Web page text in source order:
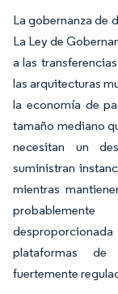
La gobernanza de
La Ley de
a las
las arquitecturas
la economía de
tamaño mediano
necesitan un
suministran
mientras
plataformas de
fuertemente